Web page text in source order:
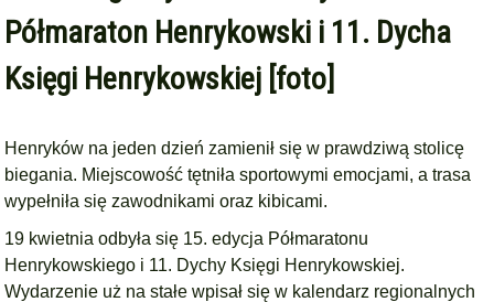
Półmaraton Henrykowski i 11. Dycha
Księgi Henrykowskiej [foto]
Henryków na jeden dzień zamienił się w prawdziwą stolicę
biegania. Miejscowość tętniła sportowymi emocjami, a trasa
wypełniła się zawodnikami oraz kibicami.
19 kwietnia odbyła się 15. edycja Półmaratonu
Henrykowskiego i 11. Dychy Księgi Henrykowskiej.
Wydarzenie uż na stałe wpisał się w kalendarz regionalnych